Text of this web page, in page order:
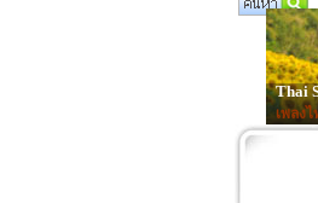
Thai
เพลง